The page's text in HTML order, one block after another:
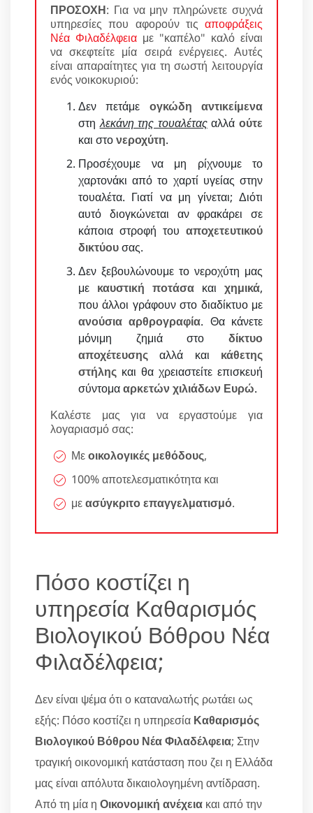
ΠΡΟΣΟΧΗ: Για να μην πληρώνετε συχνά
υπηρεσίες που αφορούν τις αποφράξεις
Νέα Φιλαδέλφεια με "καπέλο" καλό είναι
να σκεφτείτε μία σειρά ενέργειες. Αυτές
είναι απαραίτητες για τη σωστή λειτουργία
ενός νοικοκυριού:
Δεν πετάμε ογκώδη αντικείμενα
στηλεκάνη της τουαλέταςαλλάούτε
και στονεροχύτη.
Προσέχουμε να μη ρίχνουμε το
χαρτονάκι από το χαρτί υγείας στην
τουαλέτα. Γιατί να μη γίνεται; Διότι
αυτό διογκώνεται αν φρακάρει σε
κάποια στροφή του αποχετευτικού
δικτύουσας.
Δεν ξεβουλώνουμε το νεροχύτη μας
με καυστική ποτάσα και χημικά,
που άλλοι γράφουν στο διαδίκτυο με
ανούσια αρθρογραφία. Θα κάνετε
μόνιμη ζημιά στο δίκτυο
αποχέτευσης αλλά και κάθετης
στήλης και θα χρειαστείτε επισκευή
σύντομααρκετών χιλιάδων Ευρώ.
Καλέστε μας για να εργαστούμε για
λογαριασμό σας:
Μεοικολογικές μεθόδους,
100% αποτελεσματικότητα και
μεασύγκριτο επαγγελματισμό.
Πόσο κοστίζει η
υπηρεσία Καθαρισμός
Βιολογικού Βόθρου Νέα
Φιλαδέλφεια;
Δεν είναι ψέμα ότι ο καταναλωτής ρωτάει ως
εξής: Πόσο κοστίζει η υπηρεσία Καθαρισμός
Βιολογικού Βόθρου Νέα Φιλαδέλφεια; Στην
τραγική οικονομική κατάσταση που ζει η Ελλάδα
μας είναι απόλυτα δικαιολογημένη αντίδραση.
Από τη μία η Οικονομική ανέχεια και από την